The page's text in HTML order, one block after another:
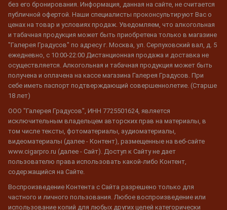
без его бронирования. Информация, данная на сайте, не считается
публичной офертой. Наши специалисты проконсультируют Вас о
ценах на товар и условиях продаж. Уведомляем, что алкогольная
и табачная продукция может быть приобретена только в магазине
"Галерея Градусов" по адресу г. Москва, ул. Серпуховский вал, д. 5
ежедневно, с 10:00-22:00 Дистанционная продажа и доставка не
осуществляется. Алкогольная и табачная продукция может быть
получена и оплачена на кассе магазина Галерея Градусов. При
себе иметь паспорт подтверждающий совершеннолетие. (Старше
18 лет)
ООО "Галерея Градусов", ИНН 7725501624, является
исключительным владельцем авторских прав на материалы, в
том числе тексты, фотоматериалы, аудиоматериалы,
видеоматериалы (далее - Контент), размещенные на веб-сайте
www.cigarpro.ru (далее - Сайт). Доступ к Сайту не дает
пользователю права использовать какой-либо Контент,
содержащийся на Сайте.
Воспроизведение Контента с Сайта разрешено только для
частного и личного пользования. Любое воспроизведение или
использование копий для любых других целей категорически